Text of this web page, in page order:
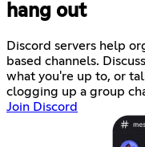
hang out
Discord servers help
based channels.
what you're up to, or
clogging up a group
Join Discord